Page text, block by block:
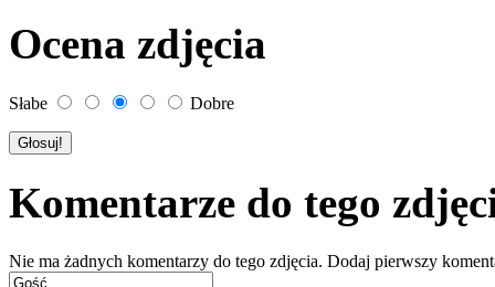
Ocena zdjęcia
Słabe Dobre
Komentarze do tego
Nie ma żadnych komentarzy do tego zdjęcia. Dodaj pierwszy